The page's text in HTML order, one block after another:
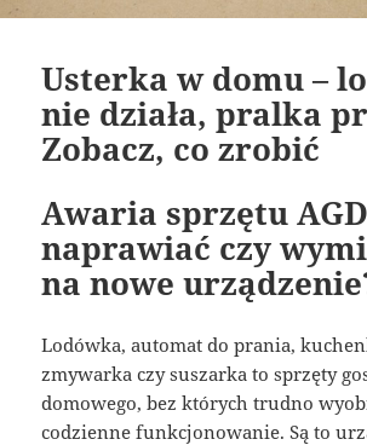
Usterka w domu –
nie działa, pralka
Zobacz, co zrobić
Awaria sprzętu
naprawiać czy
na nowe
Lodówka, automat do prania,
zmywarka czy suszarka to sprzęty
domowego, bez których trudno
codzienne funkcjonowanie. Są to